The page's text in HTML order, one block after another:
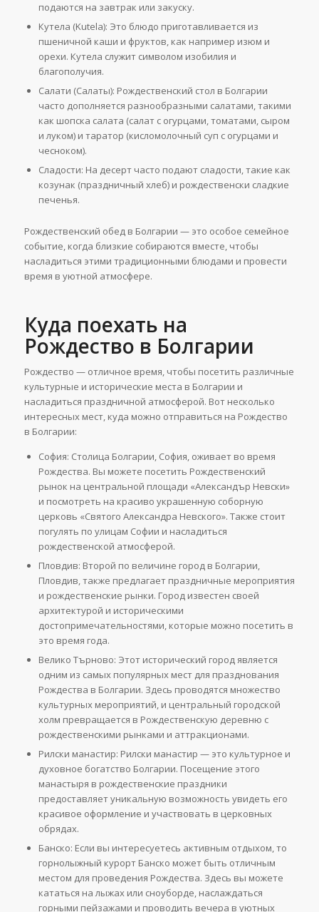
подаются на завтрак или закуску.
Кутела (Kutela): Это блюдо приготавливается из
пшеничной каши и фруктов, как например изюм и
орехи. Кутела служит символом изобилия и
благополучия.
Салати (Салаты): Рождественский стол в Болгарии
часто дополняется разнообразными салатами, такими
как шопска салата (салат с огурцами, томатами, сыром
и луком) и таратор (кисломолочный суп с огурцами и
чесноком).
Сладости: На десерт часто подают сладости, такие как
козунак (праздничный хлеб) и рождественски сладкие
печенья.
Рождественский обед в Болгарии — это особое семейное
событие, когда близкие собираются вместе, чтобы
насладиться этими традиционными блюдами и провести
время в уютной атмосфере.
Куда поехать на
Рождество в Болгарии
Рождество — отличное время, чтобы посетить различные
культурные и исторические места в Болгарии и
насладиться праздничной атмосферой. Вот несколько
интересных мест, куда можно отправиться на Рождество
в Болгарии:
София: Столица Болгарии, София, оживает во время
Рождества. Вы можете посетить Рождественский
рынок на центральной площади «Александър Невски»
и посмотреть на красиво украшенную соборную
церковь «Святого Александра Невского». Также стоит
погулять по улицам Софии и насладиться
рождественской атмосферой.
Пловдив: Второй по величине город в Болгарии,
Пловдив, также предлагает праздничные мероприятия
и рождественские рынки. Город известен своей
архитектурой и историческими
достопримечательностями, которые можно посетить в
это время года.
Велико Търново: Этот исторический город является
одним из самых популярных мест для празднования
Рождества в Болгарии. Здесь проводятся множество
культурных мероприятий, и центральный городской
холм превращается в Рождественскую деревню с
рождественскими рынками и аттракционами.
Рилски манастир: Рилски манастир — это культурное и
духовное богатство Болгарии. Посещение этого
манастыря в рождественские праздники
предоставляет уникальную возможность увидеть его
красивое оформление и участвовать в церковных
обрядах.
Банско: Если вы интересуетесь активным отдыхом, то
горнолыжный курорт Банско может быть отличным
местом для проведения Рождества. Здесь вы можете
кататься на лыжах или сноуборде, наслаждаться
горными пейзажами и проводить вечера в уютных